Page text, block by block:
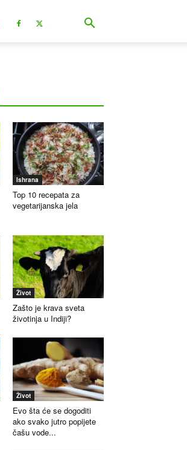
Ishrana
Top 10 recepata za
vegetarijanska jela
Život
Zašto je krava sveta
životinja u Indiji?
Život
Evo šta će se dogoditi
ako svako jutro popijete
čašu vode...